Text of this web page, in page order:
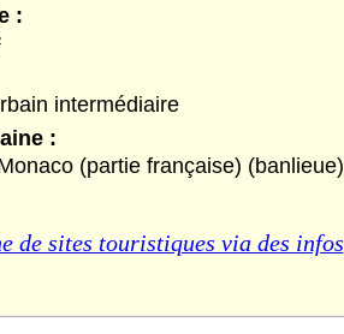
:
intermédiaire
:
(partie française) (banlieue)
de sites touristiques via des infos